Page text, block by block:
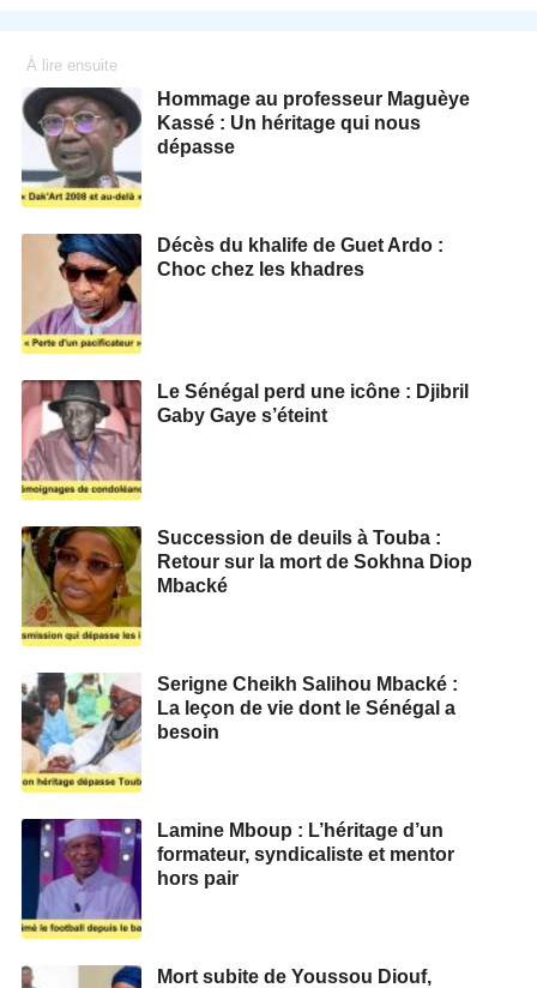
À lire ensuite
Hommage au professeur Maguèye
Kassé : Un héritage qui nous
dépasse
Décès du khalife de Guet Ardo :
Choc chez les khadres
Le Sénégal perd une icône : Djibril
Gaby Gaye s’éteint
Succession de deuils à Touba :
Retour sur la mort de Sokhna Diop
Mbacké
Serigne Cheikh Salihou Mbacké :
La leçon de vie dont le Sénégal a
besoin
Lamine Mboup : L’héritage d’un
formateur, syndicaliste et mentor
hors pair
Mort subite de Youssou Diouf,